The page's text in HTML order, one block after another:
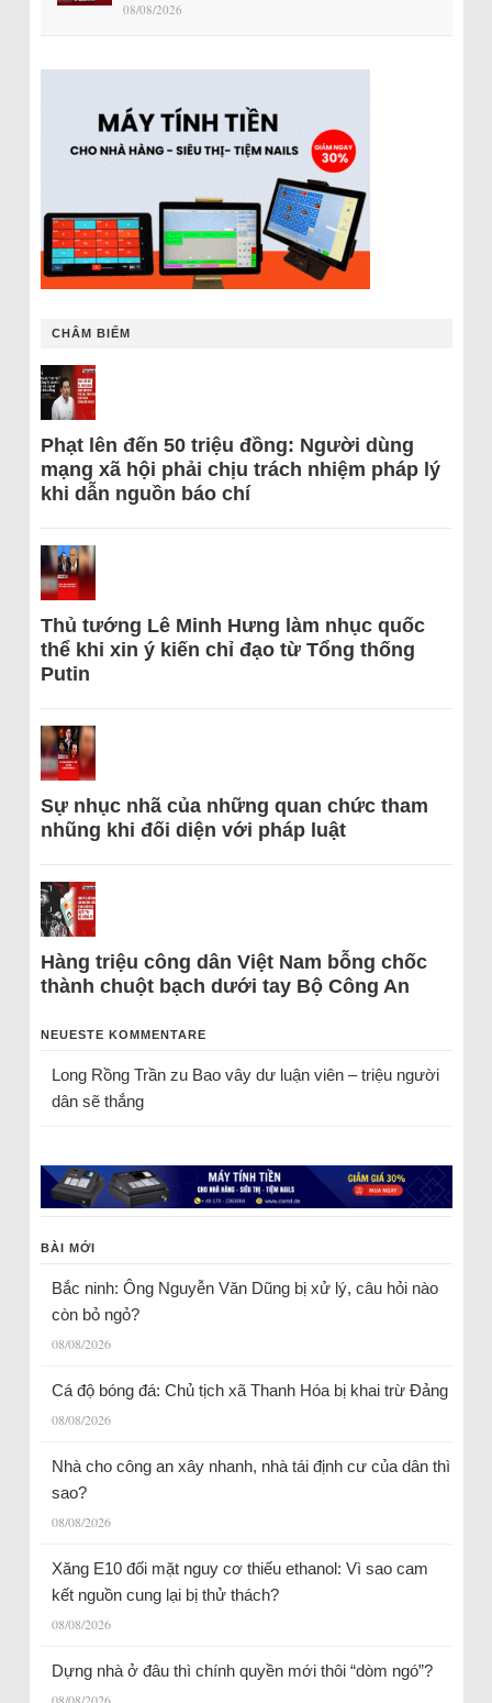
08/08/2026
CHÂM BIẾM
Phạt lên đến 50 triệu đồng: Người dùng
mạng xã hội phải chịu trách nhiệm pháp lý
khi dẫn nguồn báo chí
Thủ tướng Lê Minh Hưng làm nhục quốc
thể khi xin ý kiến chỉ đạo từ Tổng thống
Putin
Sự nhục nhã của những quan chức tham
nhũng khi đối diện với pháp luật
Hàng triệu công dân Việt Nam bỗng chốc
thành chuột bạch dưới tay Bộ Công An
NEUESTE KOMMENTARE
Long Rồng Trầnzu Bao vây dư luận viên – triệu người
dân sẽ thắng
BÀI MỚI
Bắc ninh: Ông Nguyễn Văn Dũng bị xử lý, câu hỏi nào
còn bỏ ngỏ?
08/08/2026
Cá độ bóng đá: Chủ tịch xã Thanh Hóa bị khai trừ Đảng
08/08/2026
Nhà cho công an xây nhanh, nhà tái định cư của dân thì
sao?
08/08/2026
Xăng E10 đối mặt nguy cơ thiếu ethanol: Vì sao cam
kết nguồn cung lại bị thử thách?
08/08/2026
Dựng nhà ở đâu thì chính quyền mới thôi “dòm ngó”?